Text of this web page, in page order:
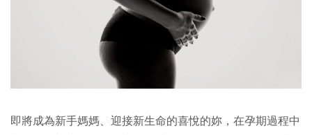
即將成為新手媽媽、迎接新生命的喜悅的妳，在孕期過程中